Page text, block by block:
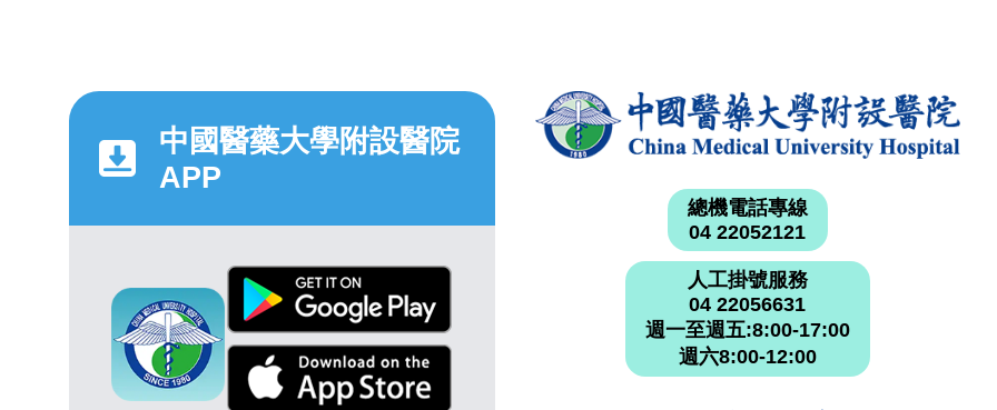
中國醫藥大學附設醫院
APP
總機電話專線
04 22052121
人工掛號服務
04 22056631
週一至週五:8:00-17:00
週六8:00-12:00